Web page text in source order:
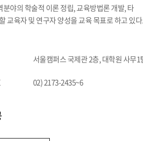
분야의 학술적 이론 정립, 교육방법론 개발, 타
교육자 및 연구자 양성을 교육 목표로 하고 있
서울캠퍼스 국제관 2층, 대학원 사무1
02) 2173-2435~6